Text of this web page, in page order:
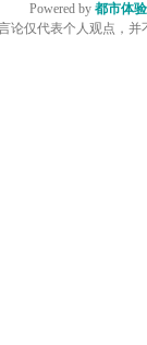
Powered by 都市体
论仅代表个人观点，